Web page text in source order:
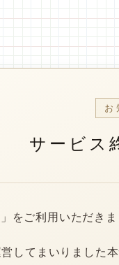
お
サービス
をご利用いただき
してまいりました